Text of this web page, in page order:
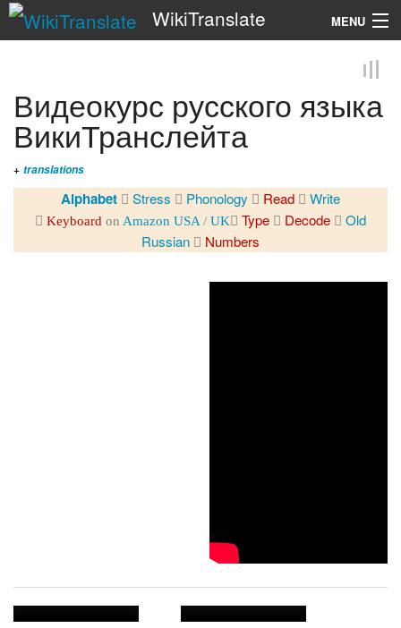
WikiTranslate MENU
Видеокурс русского языка
ВикиТранслейта
+ translations
Alphabet Stress Phonology Read Write
Keyboard on Amazon USA / UK Type Decode
Old
Russian
Numbers